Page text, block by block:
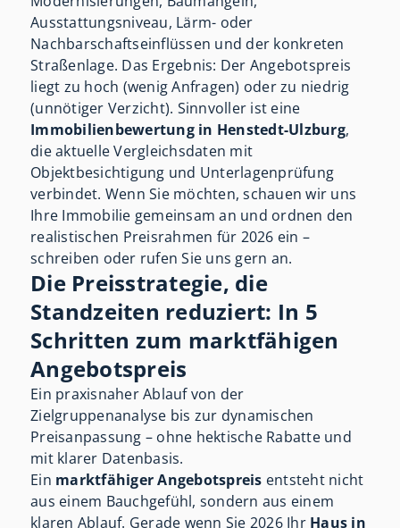
Ausstattungsniveau, Lärm- oder
Nachbarschaftseinflüssen und der konkreten
Straßenlage. Das Ergebnis: Der Angebotspreis
liegt zu hoch (wenig Anfragen) oder zu niedrig
(unnötiger Verzicht). Sinnvoller ist eine
Immobilienbewertung in Henstedt-Ulzburg,
die aktuelle Vergleichsdaten mit
Objektbesichtigung und Unterlagenprüfung
verbindet. Wenn Sie möchten, schauen wir uns
Ihre Immobilie gemeinsam an und ordnen den
realistischen Preisrahmen für 2026 ein –
schreiben oder rufen Sie uns gern an.
Die Preisstrategie, die
Standzeiten reduziert: In 5
Schritten zum marktfähigen
Angebotspreis
Ein praxisnaher Ablauf von der
Zielgruppenanalyse bis zur dynamischen
Preisanpassung – ohne hektische Rabatte und
mit klarer Datenbasis.
Ein marktfähiger Angebotspreis entsteht nicht
aus einem Bauchgefühl, sondern aus einem
klaren Ablauf. Gerade wenn Sie 2026 Ihr Haus in